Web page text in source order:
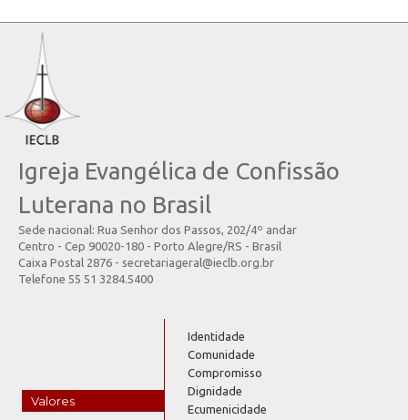
Igreja Evangélica de Confissão
Luterana no Brasil
Sede nacional: Rua Senhor dos Passos, 202/4º andar
Centro - Cep 90020-180 - Porto Alegre/RS - Brasil
Caixa Postal 2876 - secretariageral@ieclb.org.br
Telefone 55 51 3284.5400
Valores
Identidade
Comunidade
Compromisso
Dignidade
Ecumenicidade